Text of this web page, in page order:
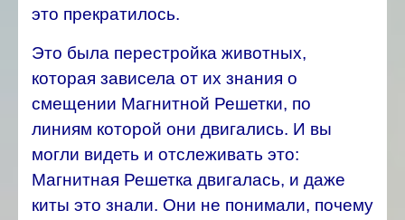
это прекратилось.
Это была перестройка животных,
которая зависела от их знания о
смещении Магнитной Решетки, по
линиям которой они двигались. И вы
могли видеть и отслеживать это:
Магнитная Решетка двигалась, и даже
киты это знали. Они не понимали, почему